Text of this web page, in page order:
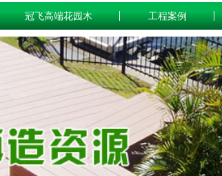
冠飞高端花园木 工程案例